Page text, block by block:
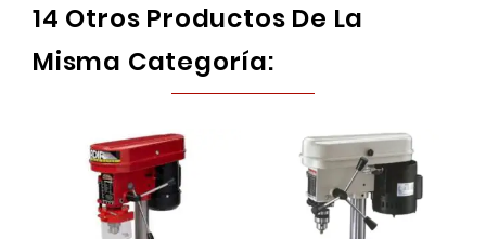
14 Otros Productos De La
Misma Categoría: